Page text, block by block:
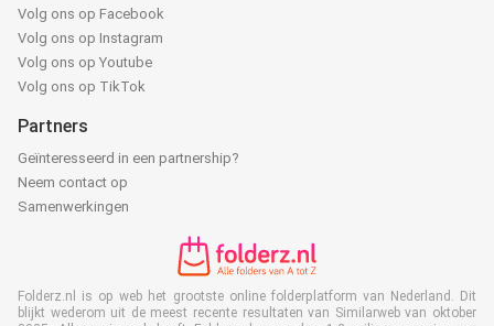
Volg ons op Facebook
Volg ons op Instagram
Volg ons op Youtube
Volg ons op TikTok
Partners
Geïnteresseerd in een partnership?
Neem contact op
Samenwerkingen
Folderz.nl is op web het grootste online folderplatform van Nederland. Dit
blijkt wederom uit de meest recente resultaten van Similarweb van oktober